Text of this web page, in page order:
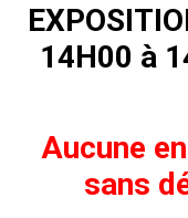
14H00 à
Aucune
sans